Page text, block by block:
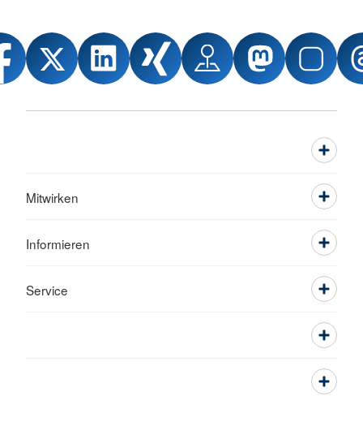
Mitwirken
Informieren
Service